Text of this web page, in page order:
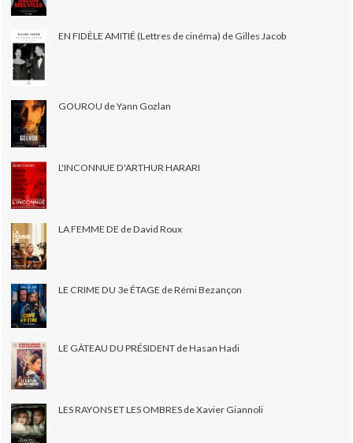
EN FIDÈLE AMITIÉ (Lettres de cinéma) de Gilles Jacob
GOUROU de Yann Gozlan
L'INCONNUE D'ARTHUR HARARI
LA FEMME DE de David Roux
LE CRIME DU 3e ÉTAGE de Rémi Bezançon
LE GÂTEAU DU PRÉSIDENT de Hasan Hadi
LES RAYONS ET LES OMBRES de Xavier Giannoli